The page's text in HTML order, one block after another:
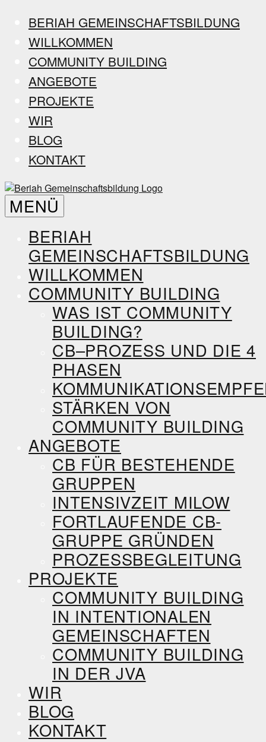
springen
BERIAH GEMEINSCHAFTSBILDUNG
WILLKOMMEN
COMMUNITY BUILDING
ANGEBOTE
PROJEKTE
WIR
BLOG
KONTAKT
Beriah
Gemeinschaftsbildung
MENÜ
BERIAH
GEMEINSCHAFTSBILDUNG
WILLKOMMEN
COMMUNITY BUILDING
WAS IST COMMUNITY
BUILDING?
CB–PROZESS UND DIE 4
PHASEN
STÄRKEN VON
COMMUNITY BUILDING
ANGEBOTE
CB FÜR BESTEHENDE
GRUPPEN
INTENSIVZEIT MILOW
FORTLAUFENDE CB-
GRUPPE GRÜNDEN
PROZESSBEGLEITUNG
PROJEKTE
COMMUNITY BUILDING
IN INTENTIONALEN
GEMEINSCHAFTEN
COMMUNITY BUILDING
IN DER JVA
WIR
BLOG
KONTAKT